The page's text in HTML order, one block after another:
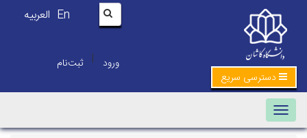
En العربیه
ورود | ثبت‌نام
دسترسی سریع
Toggle navigation